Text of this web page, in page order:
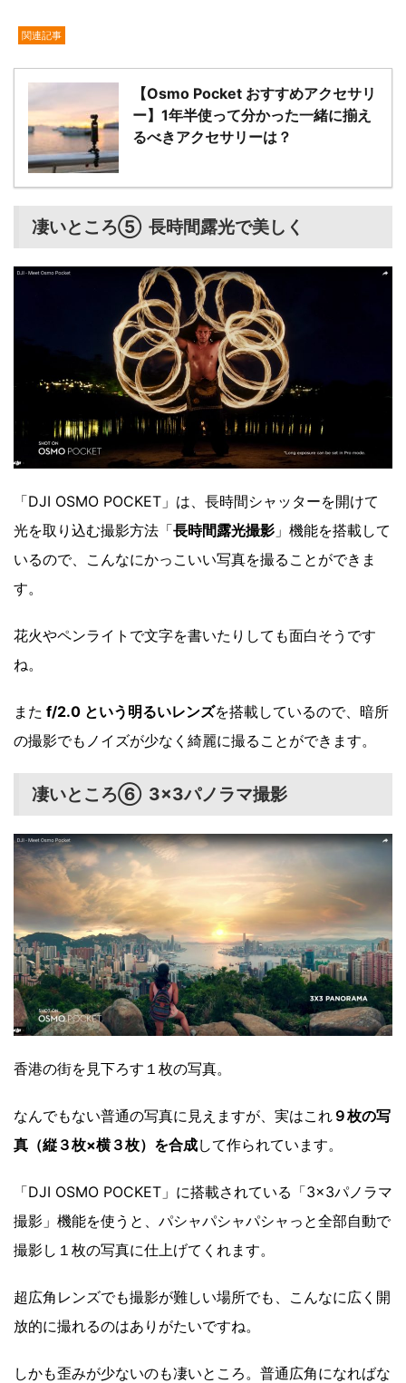
関連記事
【Osmo Pocket おすすめアクセサリ
ー】1年半使って分かった一緒に揃え
るべきアクセサリーは？
凄いところ⑤ 長時間露光で美しく
「DJI OSMO POCKET」は、長時間シャッターを開けて
光を取り込む撮影方法「長時間露光撮影 」機能を搭載して
いるので、こんなにかっこいい写真を撮ることができま
す。
花火やペンライトで文字を書いたりしても面白そうです
ね。
また f/2.0 という明るいレンズを搭載しているので、暗所
の撮影でもノイズが少なく綺麗に撮ることができます。
凄いところ⑥ 3×3パノラマ撮影
香港の街を見下ろす１枚の写真。
なんでもない普通の写真に見えますが、実はこれ ９枚の写
真（縦３枚×横３枚）を合成して作られています。
「DJI OSMO POCKET」に搭載されている「3×3パノラマ
撮影」機能を使うと、パシャパシャパシャっと全部自動で
撮影し１枚の写真に仕上げてくれます。
超広角レンズでも撮影が難しい場所でも、こんなに広く開
放的に撮れるのはありがたいですね。
しかも歪みが少ないのも凄いところ。普通広角になればな